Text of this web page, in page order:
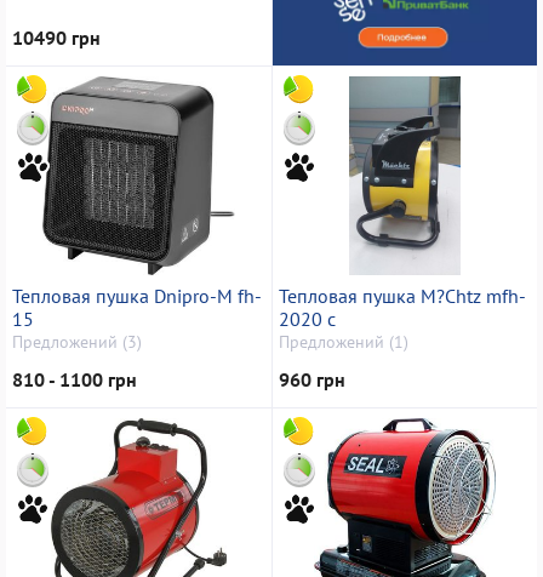
10490 грн
Тепловая пушка Dnipro-M fh-
15
Предложений (3)
810 - 1100 грн
Тепловая пушка M?Chtz mfh-
2020 c
Предложений (1)
960 грн